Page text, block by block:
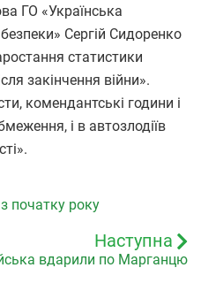
ГО «Українська
Сергій Сидоренко
статистики
закінчення війни».
комендантські години і
і в автозлодіїв
з початку року
Наступна
вдарили по Марганцю